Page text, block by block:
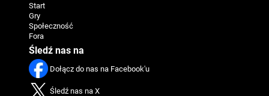
Start
Gry
Społeczność
Fora
Śledź nas na
Dołącz do nas na Facebook'u
Śledź nas na X